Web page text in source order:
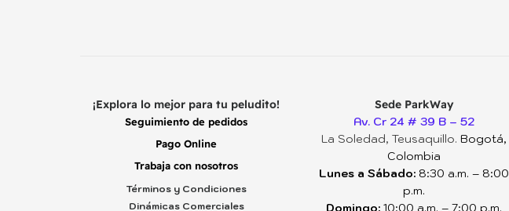
¡Explora lo mejor para tu peludito!
Seguimiento de pedidos
Pago Online
Trabaja con nosotros
Términos y Condiciones
Dinámicas Comerciales
Sede ParkWay
Av. Cr 24 # 39 B – 52
La Soledad, Teusaquillo. Bogotá,
Colombia
Lunes a Sábado: 8:30 a.m. – 8:00
p.m.
Domingo: 10:00 a.m. – 7:00 p.m.